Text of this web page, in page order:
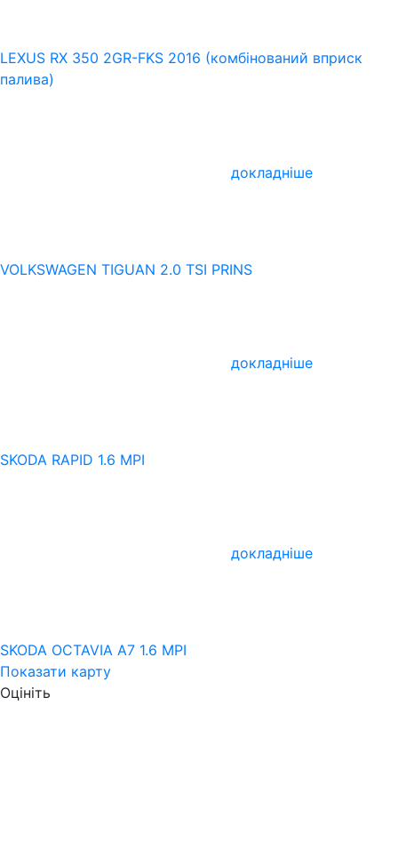
LEXUS RX 350 2GR-FKS 2016 (комбінований вприск
палива)
докладніше
VOLKSWAGEN TIGUAN 2.0 TSI PRINS
докладніше
SKODA RAPID 1.6 MPI
докладніше
SKODA OCTAVIA A7 1.6 MPI
Показати карту
Оцініть